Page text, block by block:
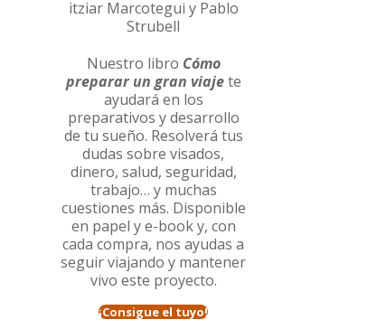
Nuestro libro Cómo
preparar un gran viajete
ayudará en los
preparativos y desarrollo
de tu sueño. Resolverá tus
dudas sobre visados,
dinero, salud, seguridad,
trabajo… y muchas
cuestiones más. Disponible
en papel y e-book y, con
cada compra, nos ayudas a
seguir viajando y mantener
vivo este proyecto.
¡Consigue el tuyo!